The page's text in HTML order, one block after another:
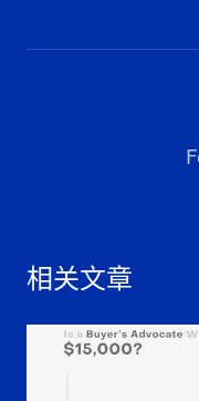
相关文章